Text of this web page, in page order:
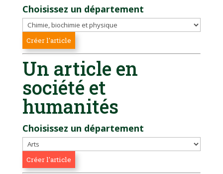
Choisissez un département
Un article en
société et
humanités
Choisissez un département